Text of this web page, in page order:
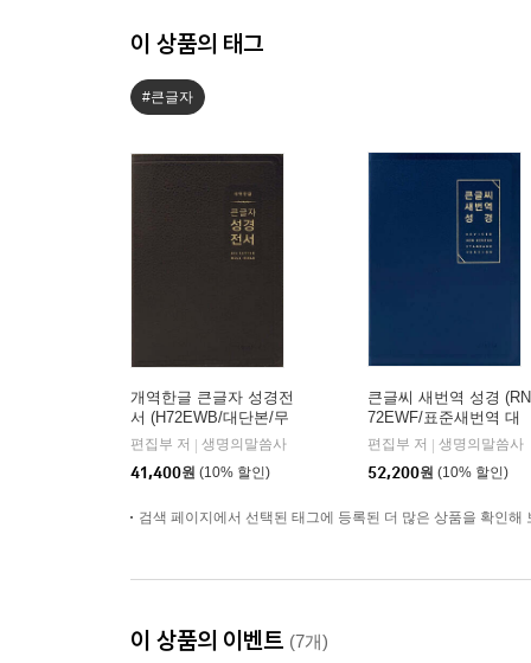
이 상품의 태그
#큰글자
개역한글 큰글자 성경전
서 (H72EWB/대단본/무
지퍼/PU/반달 색인/해설
없음/각주 없음/다크브
라운)
편집부 저
생명의말씀사
41,400원 (10% 할인)
큰글씨 새번역 성경 (RN
72EWF/표준새번역 대
단본/무지퍼/PU/반달 색
인/주석 없음/뉴다크네
이비)
편집부 저
생명의말씀사
52,200원 (10% 할인)
검색 페이지에서 선택된 태그에 등록된 더 많은 상품을 확인해
이 상품의 이벤트 (7개)